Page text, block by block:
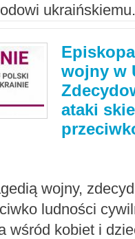
wojny w
ataki
wojny,
ludności
wśród kobiet i